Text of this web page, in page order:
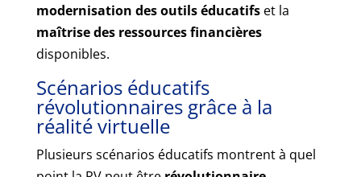
modernisation des outils éducatifset la
maîtrise des ressources financières
disponibles.
Scénarios éducatifs
révolutionnaires grâce à la
réalité virtuelle
Plusieurs scénarios éducatifs montrent à quel